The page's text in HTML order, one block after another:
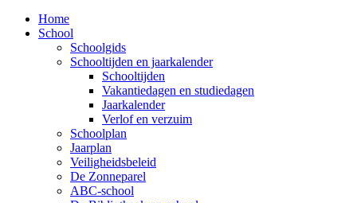
Home
School
Schoolgids
Schooltijden en jaarkalender
Schooltijden
Vakantiedagen en studiedagen
Jaarkalender
Verlof en verzuim
Schoolplan
Jaarplan
Veiligheidsbeleid
De Zonneparel
ABC-school